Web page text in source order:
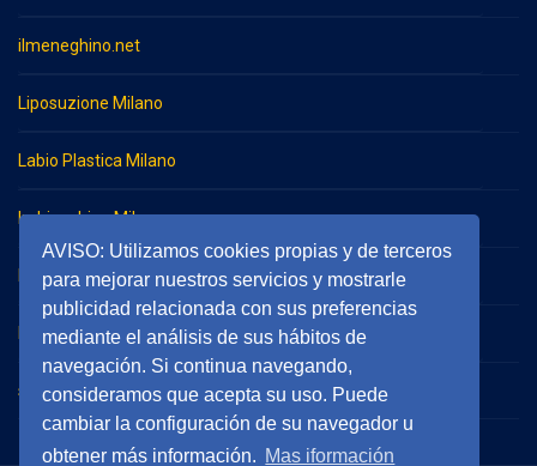
AVISO: Utilizamos cookies propias y de terceros
para mejorar nuestros servicios y mostrarle
publicidad relacionada con sus preferencias
mediante el análisis de sus hábitos de
navegación. Si continua navegando,
consideramos que acepta su uso. Puede
cambiar la configuración de su navegador u
obtener más información. Mas iformación
ilmeneghino.net
Liposuzione Milano
Labio Plastica Milano
Imbianchino Milano
Impresa di pulizie Milano
Impresa di pulizie Monza
serramentieinfissimilano.it